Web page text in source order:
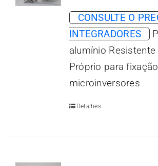
CONSULTE O
INTEGRADORES
alumínio
Próprio para
microinversores
Detalhes